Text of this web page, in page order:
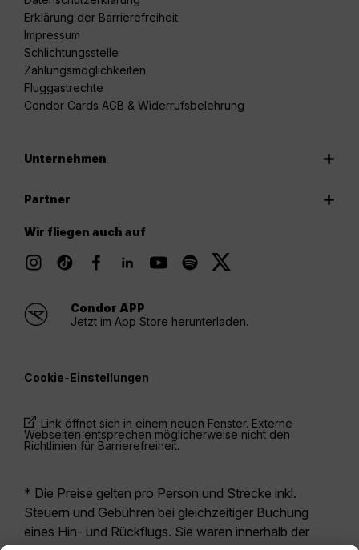
Erklärung der Barrierefreiheit
Impressum
Schlichtungsstelle
Zahlungsmöglichkeiten
Fluggastrechte
Condor Cards AGB & Widerrufsbelehrung
Unternehmen
Partner
Wir fliegen auch auf
Condor APP
Jetzt im App Store herunterladen.
Cookie-Einstellungen
Link öffnet sich in einem neuen Fenster. Externe
Webseiten entsprechen möglicherweise nicht den
Richtlinien für Barrierefreiheit.
* Die Preise gelten pro Person und Strecke inkl.
Steuern und Gebühren bei gleichzeitiger Buchung
eines Hin- und Rückflugs. Sie waren innerhalb der